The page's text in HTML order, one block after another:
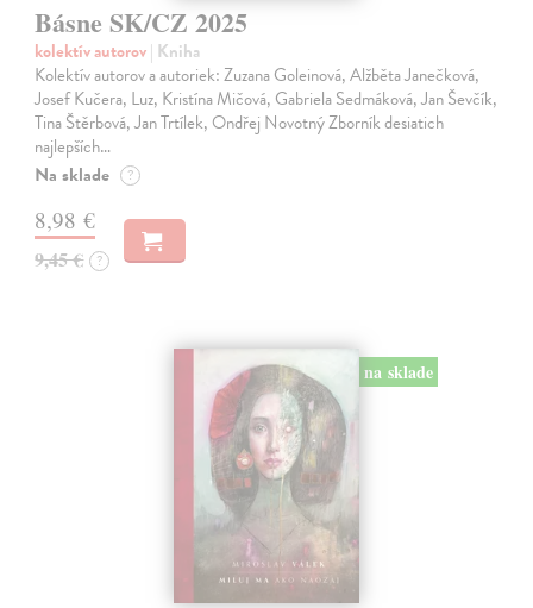
Básne SK/CZ 2025
kolektív autorov| Kniha
Kolektív autorov a autoriek: Zuzana Goleinová, Alžběta Janečková,
Josef Kučera, Luz, Kristína Mičová, Gabriela Sedmáková, Jan Ševčík,
Tina Štěrbová, Jan Trtílek, Ondřej Novotný Zborník desiatich
najlepších…
Na sklade ?
8,98 €
9,45 € ?
na sklade